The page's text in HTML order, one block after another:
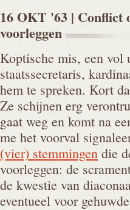
16 OKT '63 | Conflict
voorleggen
Koptische mis, een vol
staatssecretaris,
hem te spreken. Kort
Ze schijnen erg
gaat weg en komt na
me het voorval
(vier) stemmingen die
voorleggen: de
de kwestie van
eventueel voor